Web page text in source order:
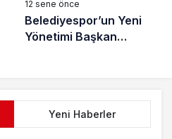
12 sene önce
Belediyespor’un Yeni
Yönetimi Başkan
Yeni Haberler